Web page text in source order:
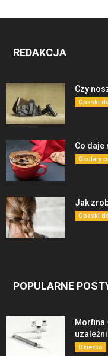
REDAKCJA
Czy
Opaski
Co daje
Okulary
Jak
Opaski
POPULARNE
Morfina
Dziecko